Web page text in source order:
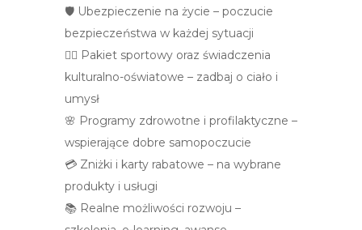
🛡️ Ubezpieczenie na życie – poczucie
bezpieczeństwa w każdej sytuacji
🏃‍♀️ Pakiet sportowy oraz świadczenia
kulturalno-oświatowe – zadbaj o ciało i
umysł
🌸 Programy zdrowotne i profilaktyczne –
wspierające dobre samopoczucie
💳 Zniżki i karty rabatowe – na wybrane
produkty i usługi
📚 Realne możliwości rozwoju –